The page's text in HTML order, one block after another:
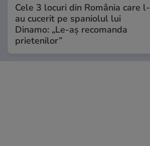
Cele 3 locuri din România care l-
au cucerit pe spaniolul lui
Dinamo: „Le-aș recomanda
prietenilor”